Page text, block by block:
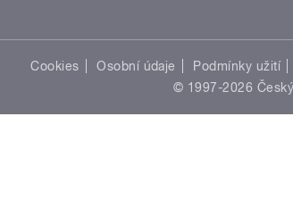
Cookies Osobní údaje Podmínky užití
© 1997-2026